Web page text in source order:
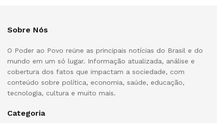
Sobre Nós
O Poder ao Povo reúne as principais notícias do Brasil e do
mundo em um só lugar. Informação atualizada, análise e
cobertura dos fatos que impactam a sociedade, com
conteúdo sobre política, economia, saúde, educação,
tecnologia, cultura e muito mais.
Categoria